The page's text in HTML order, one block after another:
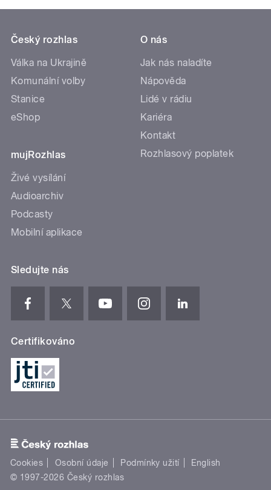
Český rozhlas
Válka na Ukrajině
Komunální volby
Stanice
eShop
mujRozhlas
Živé vysílání
Audioarchiv
Podcasty
Mobilní aplikace
O nás
Jak nás naladíte
Nápověda
Lidé v rádiu
Kariéra
Kontakt
Rozhlasový poplatek
Sledujte nás
Certifikováno
Cookies Osobní údaje Podmínky užití
English
© 1997-2026 Český rozhlas